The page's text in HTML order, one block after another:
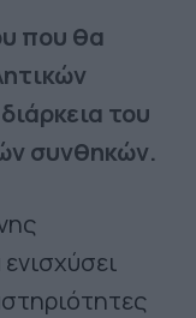
που θα
του
συνθηκών.